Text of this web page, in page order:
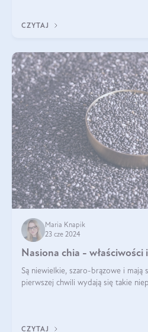
CZYTAJ
Maria Knapik
23 cze 2024
Nasiona chia - właściwości
Są niewielkie, szaro-brązowe i mają
pierwszej chwili wydają się takie
CZYTAJ